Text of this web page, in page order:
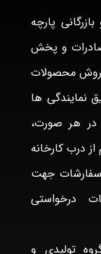
پارچه
صادرات و پخش
محصولات
نمایندگی ها
در هر صورت،
درب کارخانه
جهت
درخواستی
تولیدی و